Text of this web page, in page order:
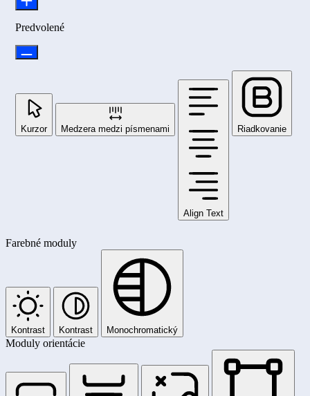
Predvolené
Kurzor Medzera medzi písmenami
Align Text
Riadkovanie
Farebné moduly
Kontrast Kontrast Monochromatický
Moduly orientácie